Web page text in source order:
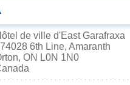
de ville d'East Garafraxa
6th Line, Amaranth
ON L0N 1N0